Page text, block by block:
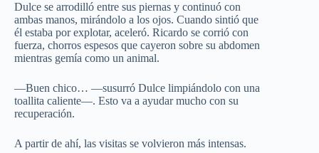
Dulce se arrodilló entre sus piernas y continuó con
ambas manos, mirándolo a los ojos. Cuando sintió que
él estaba por explotar, aceleró. Ricardo se corrió con
fuerza, chorros espesos que cayeron sobre su abdomen
mientras gemía como un animal.
—Buen chico… —susurró Dulce limpiándolo con una
toallita caliente—. Esto va a ayudar mucho con su
recuperación.
A partir de ahí, las visitas se volvieron más intensas.